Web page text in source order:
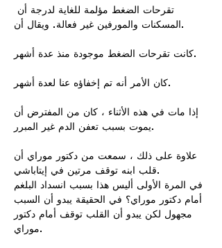
المسكنات والمورفين غير فعالة. ويقال أن.
كانت تقرحات الضغط موجودة منذ عدة أشهر.
كان الأمر أنه تم إخفاؤه عنا لعدة أشهر.
إذا مات في هذه الأثناء ، كان من المفترض أن
يموت بسبب تعفن الدم غير المبرر.
علاوة على ذلك ، سمعت من دكتور موراي أن
قلب ابنه توقف مرتين في إيتاباشي.
في المرة الأولى أليس هذا بسبب انسداد البلغم
أمام دكتور موراي؟ في الحقيقة يبدو أن السبب
مجهول لكن يبدو أن القلب توقف أمام دكتور
موراي.